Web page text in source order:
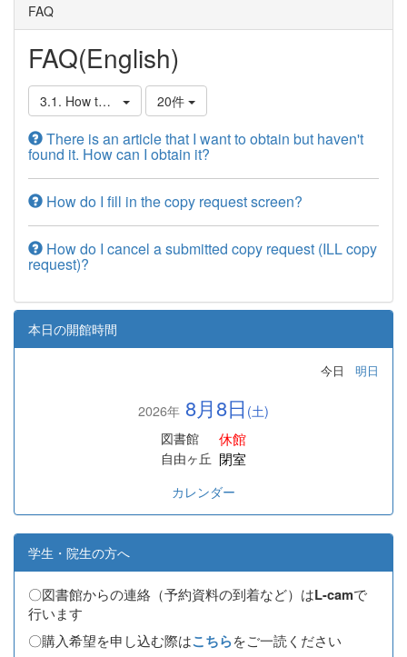
FAQ
FAQ(English)
3.1. How to Get Materials from Other Libraries
20件
There is an article that I want to obtain but haven't
found it. How can I obtain it?
How do I fill in the copy request screen?
How do I cancel a submitted copy request (ILL copy
request)?
本日の開館時間
今日 明日
2026年 8月8日 (土)
図書館
休館
自由ヶ丘 閉室
カレンダー
学生・院生の方へ
〇図書館からの連絡（予約資料の到着など）はL-camで
行います
〇購入希望を申し込む際はこちらをご一読ください